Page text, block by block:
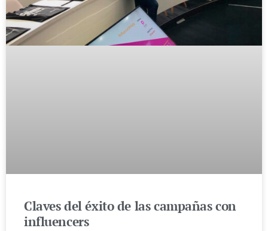
Claves del éxito de las campañas con
influencers